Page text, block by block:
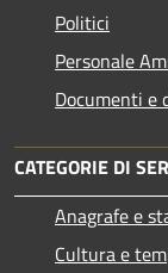
Politici
Personale
Documenti e
CATEGORIE DI
Anagrafe e
Cultura e